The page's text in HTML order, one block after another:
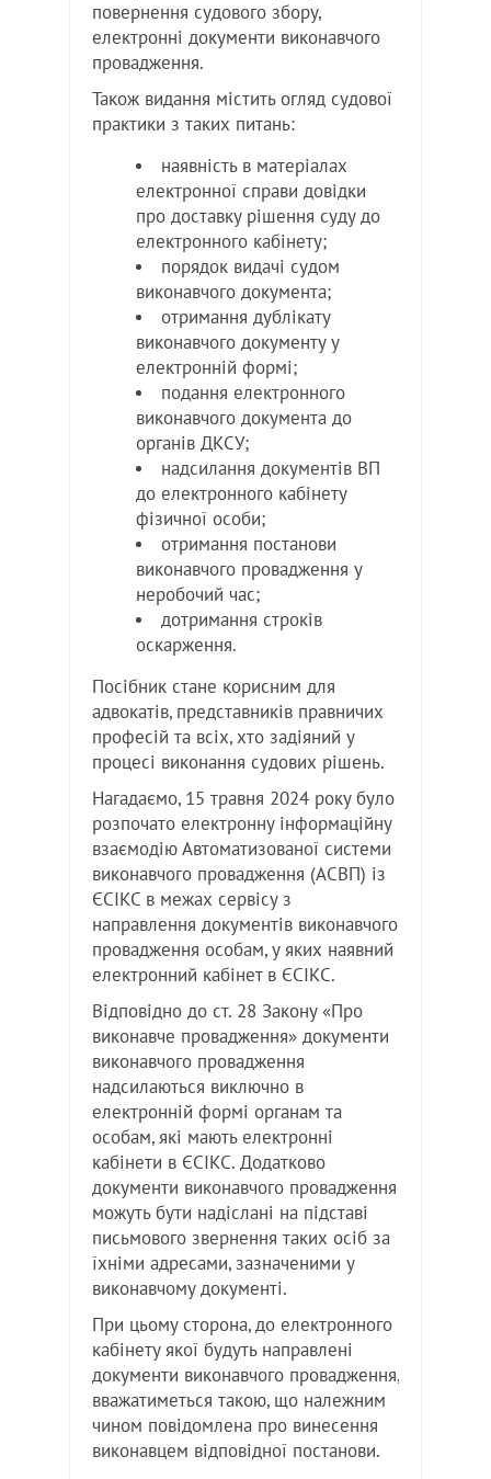
повернення судового збору,
електронні документи виконавчого
провадження.
Також видання містить огляд судової
практики з таких питань:
наявність в матеріалах
електронної справи довідки
про доставку рішення суду до
електронного кабінету;
порядок видачі судом
виконавчого документа;
отримання дублікату
виконавчого документу у
електронній формі;
подання електронного
виконавчого документа до
органів ДКСУ;
надсилання документів ВП
до електронного кабінету
фізичної особи;
отримання постанови
виконавчого провадження у
неробочий час;
дотримання строків
оскарження.
Посібник стане корисним для
адвокатів, представників правничих
професій та всіх, хто задіяний у
процесі виконання судових рішень.
Нагадаємо, 15 травня 2024 року було
розпочато електронну інформаційну
взаємодію Автоматизованої системи
виконавчого провадження (АСВП) із
ЄСІКС в межах сервісу з
направлення документів виконавчого
провадження особам, у яких наявний
електронний кабінет в ЄСІКС.
Відповідно до ст. 28 Закону «Про
виконавче провадження» документи
виконавчого провадження
надсилаються виключно в
електронній формі органам та
особам, які мають електронні
кабінети в ЄСІКС. Додатково
документи виконавчого провадження
можуть бути надіслані на підставі
письмового звернення таких осіб за
їхніми адресами, зазначеними у
виконавчому документі.
При цьому сторона, до електронного
кабінету якої будуть направлені
документи виконавчого провадження,
вважатиметься такою, що належним
чином повідомлена про винесення
виконавцем відповідної постанови.